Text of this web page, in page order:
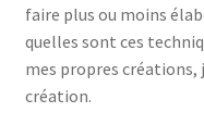
faire plus ou moins
quelles sont ces
mes propres créations,
création.